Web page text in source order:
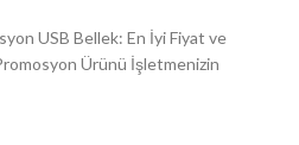
USB Bellek: En İyi Fiyat ve
Ürünü İşletmenizin